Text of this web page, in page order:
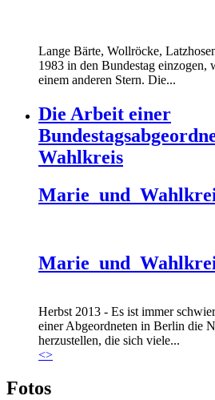
Lange Bärte, Wollröcke,
1983 in den Bundestag einzogen,
einem anderen Stern. Die...
Die Arbeit einer
Wahlkreis
Herbst 2013 - Es ist immer
einer Abgeordneten in Berlin die
herzustellen, die sich viele...
<>
Fotos